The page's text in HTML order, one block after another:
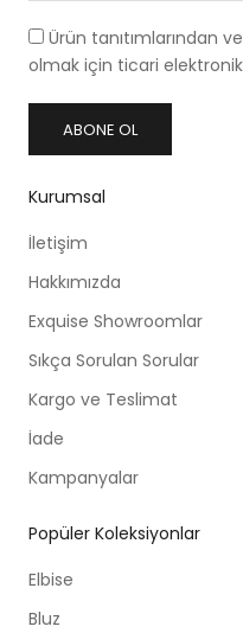
Ürün tanıtımlarından
olmak için ticari
ABONE OL
Kurumsal
İletişim
Hakkımızda
Exquise Showroomlar
Sıkça Sorulan Sorular
Kargo ve Teslimat
İade
Kampanyalar
Popüler Koleksiyonlar
Elbise
Bluz